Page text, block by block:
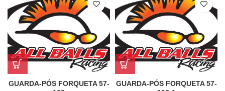
GUARDA-PÓS FORQUETA 57-
GUARDA-PÓS FORQUETA 57-